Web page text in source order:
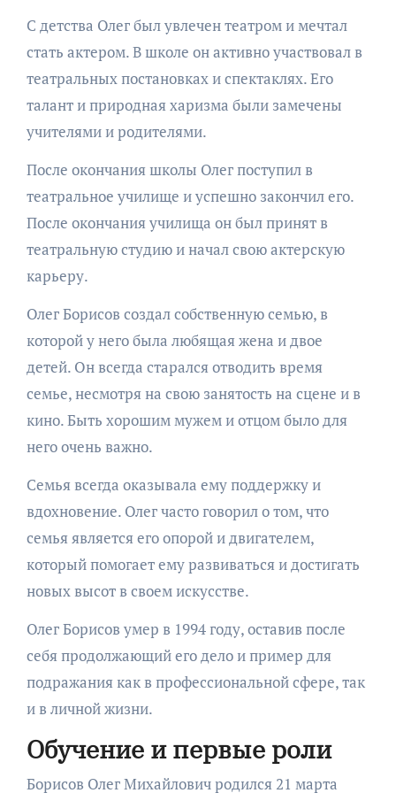
С детства Олег был увлечен театром и мечтал
стать актером. В школе он активно участвовал в
театральных постановках и спектаклях. Его
талант и природная харизма были замечены
учителями и родителями.
После окончания школы Олег поступил в
театральное училище и успешно закончил его.
После окончания училища он был принят в
театральную студию и начал свою актерскую
карьеру.
Олег Борисов создал собственную семью, в
которой у него была любящая жена и двое
детей. Он всегда старался отводить время
семье, несмотря на свою занятость на сцене и в
кино. Быть хорошим мужем и отцом было для
него очень важно.
Семья всегда оказывала ему поддержку и
вдохновение. Олег часто говорил о том, что
семья является его опорой и двигателем,
который помогает ему развиваться и достигать
новых высот в своем искусстве.
Олег Борисов умер в 1994 году, оставив после
себя продолжающий его дело и пример для
подражания как в профессиональной сфере, так
и в личной жизни.
Обучение и первые роли
Борисов Олег Михайлович родился 21 марта